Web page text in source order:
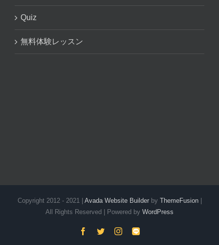
Quiz
無料体験レッスン
Copyright 2012 - 2021 | Avada Website Builderby ThemeFusion|
All Rights Reserved | Powered by WordPress
Facebook
TwitterInstagram
LINE